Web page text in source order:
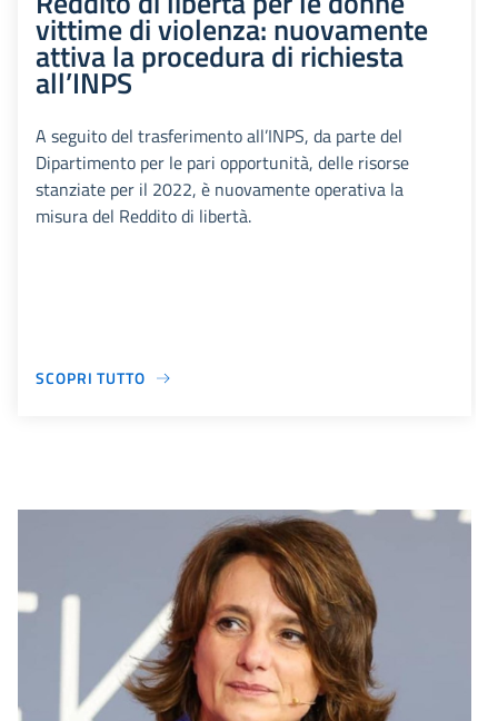
vittime di violenza: nuovamente
attiva la procedura di richiesta
all’INPS
A seguito del trasferimento all’INPS, da parte del
Dipartimento per le pari opportunità, delle risorse
stanziate per il 2022, è nuovamente operativa la
misura del Reddito di libertà.
SCOPRI TUTTO